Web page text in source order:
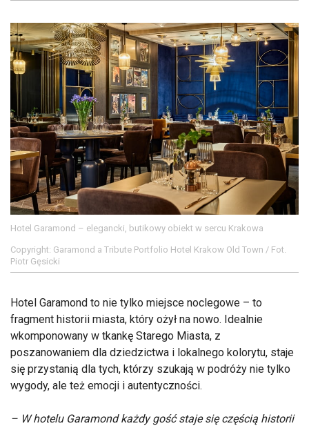
Hotel Garamond – elegancki, butikowy obiekt w sercu Krakowa
Copyright: Garamond a Tribute Portfolio Hotel Krakow Old Town / Fot.
Piotr Gęsicki
Hotel Garamond to nie tylko miejsce noclegowe – to
fragment historii miasta, który ożył na nowo. Idealnie
wkomponowany w tkankę Starego Miasta, z
poszanowaniem dla dziedzictwa i lokalnego kolorytu, staje
się przystanią dla tych, którzy szukają w podróży nie tylko
wygody, ale też emocji i autentyczności.
– W hotelu Garamond każdy gość staje się częścią historii